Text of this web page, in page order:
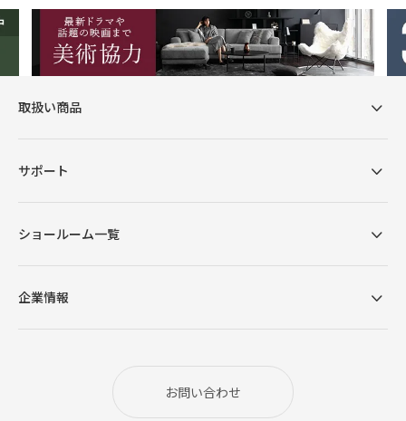
取扱い商品
サポート
ショールーム一覧
企業情報
お問い合わせ